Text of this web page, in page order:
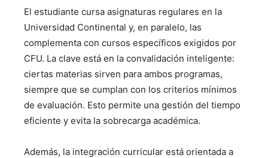
El estudiante cursa asignaturas regulares en la
Universidad Continental y, en paralelo, las
complementa con cursos específicos exigidos por
CFU. La clave está en la convalidación inteligente:
ciertas materias sirven para ambos programas,
siempre que se cumplan con los criterios mínimos
de evaluación. Esto permite una gestión del tiempo
eficiente y evita la sobrecarga académica.
Además, la integración curricular está orientada a